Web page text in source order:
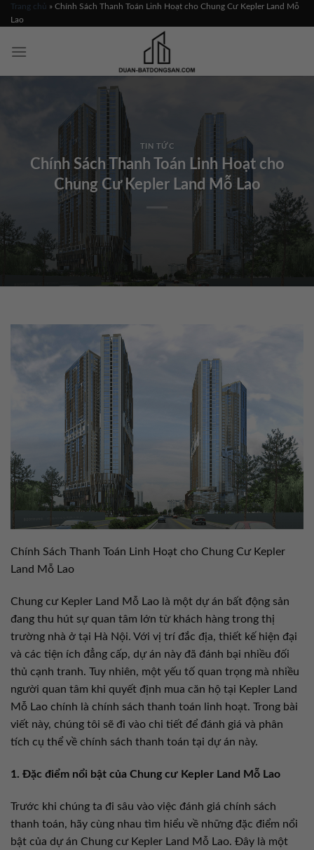
Skip
to
Trang chủ » Chính Sách Thanh Toán Linh Hoạt cho Chung Cư Kepler Land Mỗ
Lao
TIN TỨC
Chính Sách Thanh Toán Linh Hoạt cho
Chung Cư Kepler Land Mỗ Lao
Chính Sách Thanh Toán Linh Hoạt cho Chung Cư Kepler
Land Mỗ Lao
Chung cư Kepler Land Mỗ Lao là một dự án bất động sản
đang thu hút sự quan tâm lớn từ khách hàng trong thị
trường nhà ở tại Hà Nội. Với vị trí đắc địa, thiết kế hiện đại
và các tiện ích đẳng cấp, dự án này đã đánh bại nhiều đối
thủ cạnh tranh. Tuy nhiên, một yếu tố quan trọng mà nhiều
người quan tâm khi quyết định mua căn hộ tại Kepler Land
Mỗ Lao chính là chính sách thanh toán linh hoạt. Trong bài
viết này, chúng tôi sẽ đi vào chi tiết để đánh giá và phân
tích cụ thể về chính sách thanh toán tại dự án này.
1. Đặc điểm nổi bật của Chung cư Kepler Land Mỗ Lao
Trước khi chúng ta đi sâu vào việc đánh giá chính sách
thanh toán, hãy cùng nhau tìm hiểu về những đặc điểm nổi
bật của dự án Chung cư Kepler Land Mỗ Lao. Đây là một